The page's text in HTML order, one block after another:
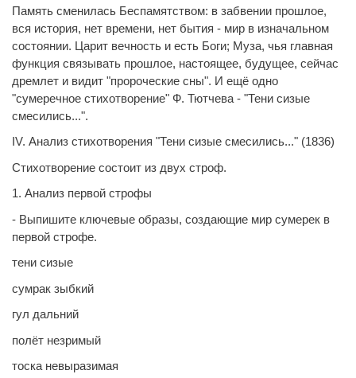
Память сменилась Беспамятством: в забвении прошлое,
вся история, нет времени, нет бытия - мир в изначальном
состоянии. Царит вечность и есть Боги; Муза, чья главная
функция связывать прошлое, настоящее, будущее, сейчас
дремлет и видит "пророческие сны". И ещё одно
"сумеречное стихотворение" Ф. Тютчева - "Тени сизые
смесились...".
IV. Анализ стихотворения "Тени сизые смесились..." (1836)
Стихотворение состоит из двух строф.
1. Анализ первой строфы
- Выпишите ключевые образы, создающие мир сумерек в
первой строфе.
тени сизые
сумрак зыбкий
гул дальний
полёт незримый
тоска невыразимая